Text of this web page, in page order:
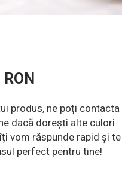
produs, ne poți contacta
dacă dorești alte culori
vom răspunde rapid și te
perfect pentru tine!